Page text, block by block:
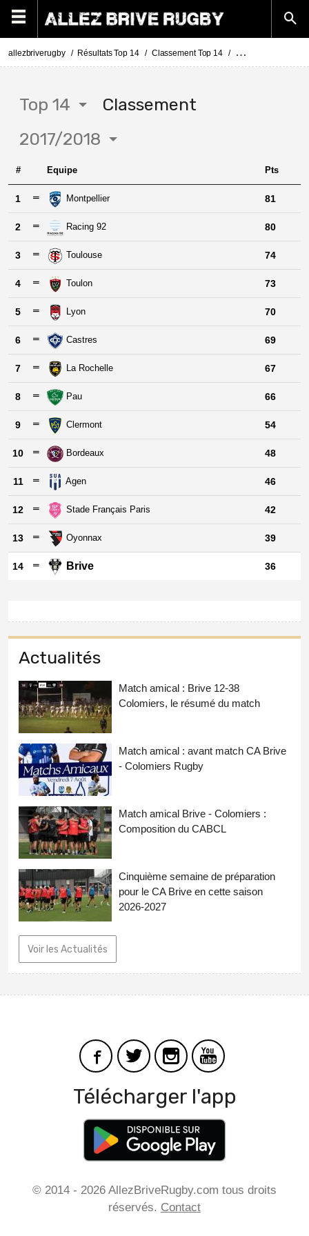
allezbriverugby Résultats Top 14 Classement Top 14 Classement Top
Top 14
Classement
2017/2018
# Equipe Pts
1 Montpellier 81
2 Racing 92 80
3 Toulouse 74
4 Toulon 73
5 Lyon 70
6 Castres 69
7 La Rochelle 67
8 Pau 66
9 Clermont 54
10 Bordeaux 48
11 Agen 46
12 Stade Français Paris 42
13 Oyonnax 39
14 Brive 36
Actualités
Match amical : Brive 12-38
Colomiers, le résumé du match
Match amical : avant match CA Brive
- Colomiers Rugby
Match amical Brive - Colomiers :
Composition du CABCL
Cinquième semaine de préparation
pour le CA Brive en cette saison
2026-2027
Voir les Actualités
Télécharger l'app
© 2014 - 2026 AllezBriveRugby.com tous droits
réservés. Contact